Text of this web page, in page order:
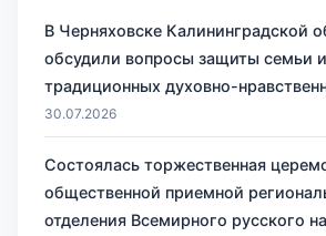
В Черняховске Калининградской
обсудили вопросы защиты семьи
традиционных духовно-
30.07.2026
Состоялась торжественная
общественной приемной
отделения Всемирного русского